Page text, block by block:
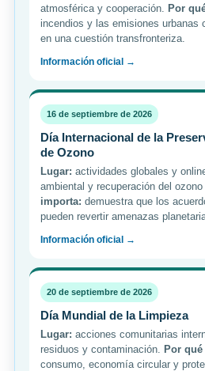
atmosférica y cooperación. Por
incendios y las emisiones urbanas
en una cuestión transfronteriza.
Información oficial →
16 de septiembre de 2026
Día Internacional de la
de Ozono
Lugar: actividades globales y
ambiental y recuperación del
importa: demuestra que los
pueden revertir amenazas
Información oficial →
20 de septiembre de 2026
Día Mundial de la Limpieza
Lugar: acciones comunitarias
residuos y contaminación. Por
consumo, economía circular y